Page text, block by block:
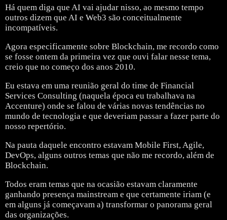
Há quem diga que AI vai ajudar nisso, ao mesmo tempo
outros dizem que AI e Web3 são conceitualmente
incompatíveis.
Agora especificamente sobre Blockchain, me recordo como
se fosse ontem da primeira vez que ouvi falar nesse tema,
creio que no começo dos anos 2010.
Eu estava em uma reunião geral do time de Financial
Services Consulting (naquela época eu trabalhava na
Accenture) onde se falou de várias novas tendências no
mundo de tecnologia e que deveriam passar a fazer parte do
nosso repertório.
Na pauta daquele encontro estavam Mobile First, Agile,
DevOps, alguns outros temas que não me recordo, além de
Blockchain.
Todos eram temas que na ocasião estavam claramente
ganhando presença mainstream e que certamente iriam (e
em alguns já começavam a) transformar o panorama geral
das organizações.